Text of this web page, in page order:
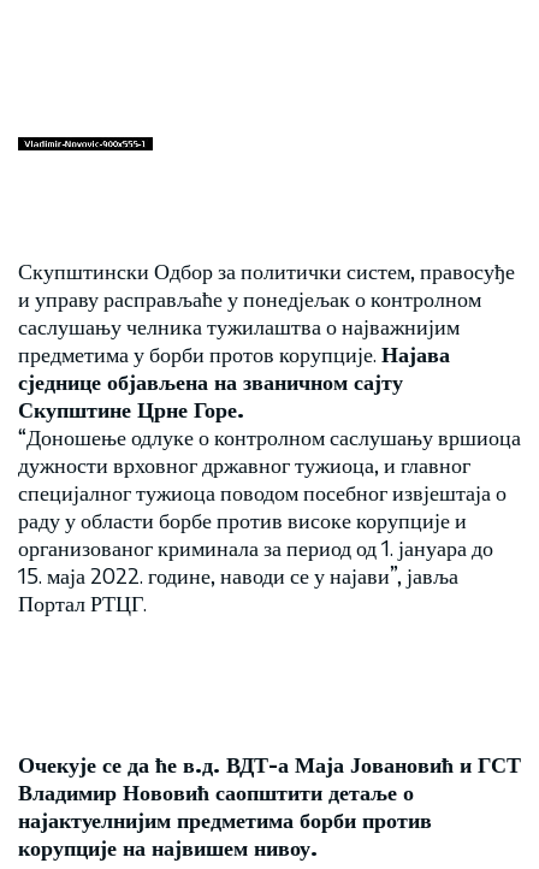
Скупштински Одбор за политички систем, правосуђе
и управу расправљаће у понедјељак о контролном
саслушању челника тужилаштва о најважнијим
предметима у борби протов корупције. Најава
сједнице објављена на званичном сајту
Скупштине Црне Горе.
“Доношење одлуке о контролном саслушању вршиоца
дужности врховног државног тужиоца, и главног
специјалног тужиоца поводом посебног извјештаја о
раду у области борбе против високе корупције и
организованог криминала за период од 1. јануара до
15. маја 2022. године, наводи се у најави”, јавља
Портал РТЦГ.
Очекује се да ће в.д. ВДТ-а Маја Јовановић и ГСТ
Владимир Нововић саопштити детаље о
најактуелнијим предметима борби против
корупције на највишем нивоу.